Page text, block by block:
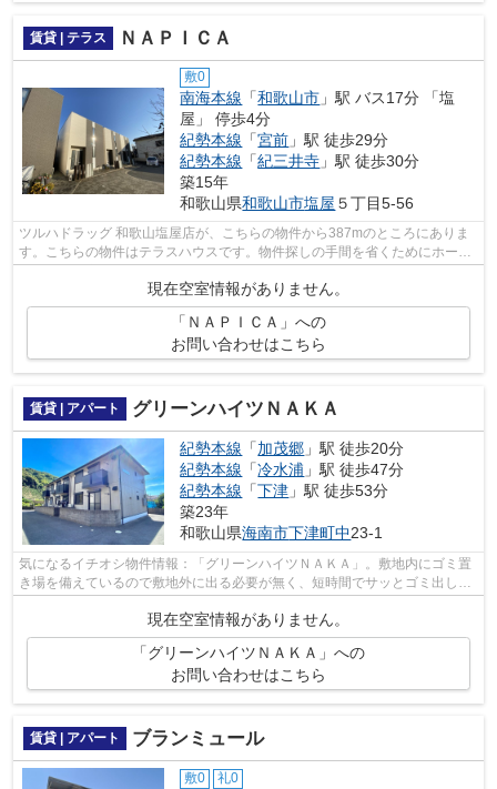
賃貸 | テラス ＮＡＰＩＣＡ
敷0
南海本線 「和歌山市 」駅 バス17分 「塩
屋」 停歩4分
紀勢本線 「宮前 」駅 徒歩29分
紀勢本線 「紀三井寺 」駅 徒歩30分
築15年
和歌山県和歌山市塩屋 ５丁目5-56
ツルハドラッグ 和歌山塩屋店が、こちらの物件から387mのところにありま
す。こちらの物件はテラスハウスです。物件探しの手間を省くためにホーム
現在空室情報がありません。
「ＮＡＰＩＣＡ」への
お問い合わせはこちら
賃貸 | アパート グリーンハイツＮＡＫＡ
紀勢本線 「加茂郷 」駅 徒歩20分
紀勢本線 「冷水浦 」駅 徒歩47分
紀勢本線 「下津 」駅 徒歩53分
築23年
和歌山県海南市下津町中23-1
気になるイチオシ物件情報：「グリーンハイツＮＡＫＡ」。敷地内にゴミ置
き場を備えているので敷地外に出る必要が無く、短時間でサッとゴミ出しを
終えられます。こちらの物件はアパー...
現在空室情報がありません。
「グリーンハイツＮＡＫＡ」への
お問い合わせはこちら
賃貸 | アパート ブランミュール
敷0 礼0